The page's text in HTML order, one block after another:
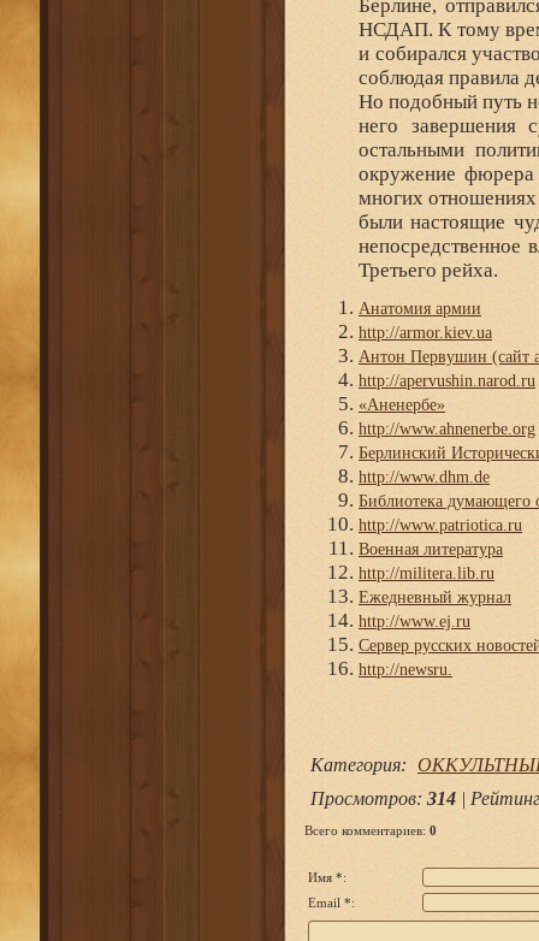
Берлине,
НСДАП. К тому
и собирался
соблюдая правила
Но подобный путь
него завершения
остальными
окружение фюрера
многих отношениях
были настоящие
непосредственное
Третьего рейха.
Анатомия армии
http://armor.kiev.ua
Антон Первушин (сайт
http://apervushin.narod.ru
«Аненербе»
http://www.ahnenerbe.org
Берлинский
http://www.dhm.de
Библиотека думающего
http://www.patriotica.ru
Военная литература
http://militera.lib.ru
Ежедневный журнал
http://www.ej.ru
Сервер русских
http://newsru.
Категория:
Просмотров: 314 | Рейтинг
Всего комментариев: 0
Имя *:
Email *: